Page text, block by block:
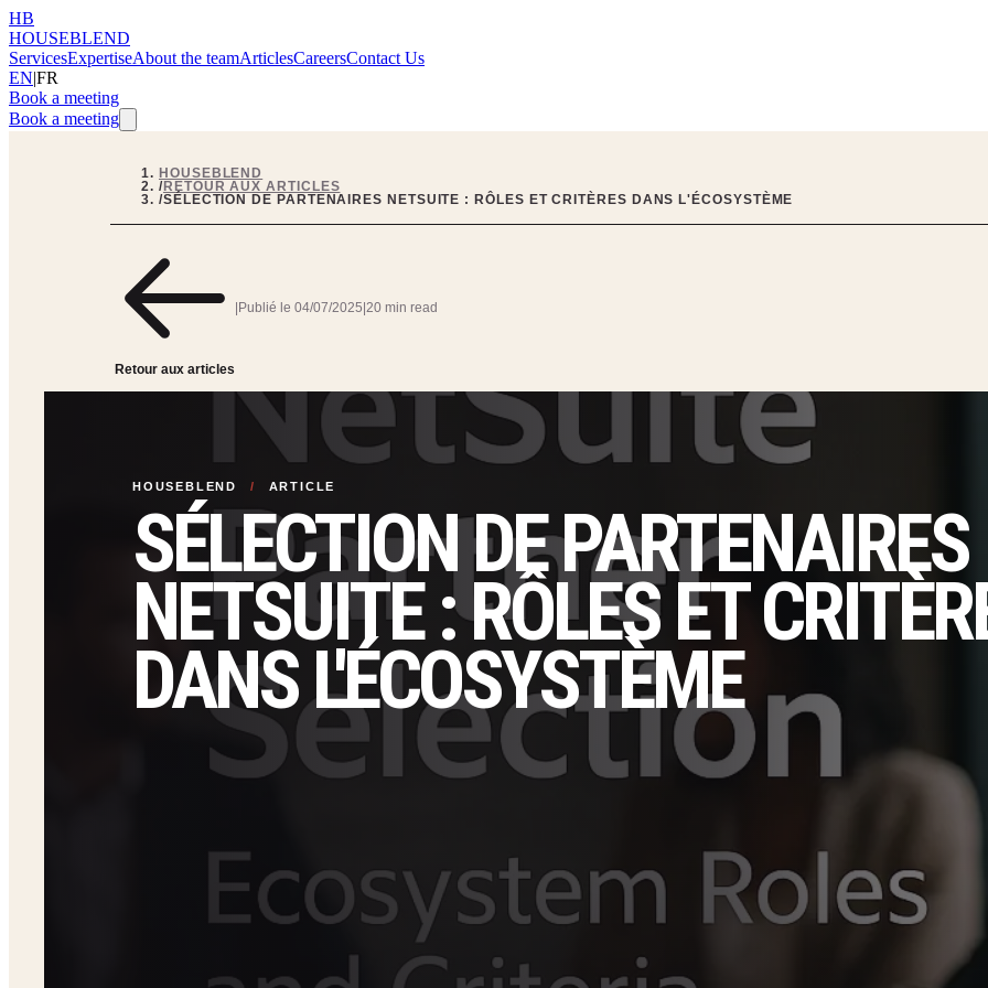
HB
HOUSEBLEND
ServicesExpertiseAbout the teamArticlesCareersContact Us
EN|FR
Book a meeting
Book a meeting
HOUSEBLEND
/RETOUR AUX ARTICLES
/SÉLECTION DE PARTENAIRES NETSUITE : RÔLES ET CRITÈRES DANS L'ÉCOSYSTÈME
Retour aux articles
Publié le 04/07/2025 20 min read
HOUSEBLEND / ARTICLE
SÉLECTION DE PARTENAIRES
NETSUITE : RÔLES ET
DANS L'ÉCOSYSTÈME